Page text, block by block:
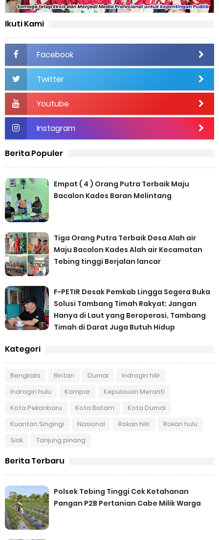
Ikuti Kami
Facebook
Twitter
Youtube
Instagram
Berita Populer
Empat ( 4 ) Orang Putra Terbaik Maju
Bacalon Kades Baran Melintang
Tiga Orang Putra Terbaik Desa Alah air
Maju Bacalon Kades Alah air Kecamatan
Tebing tinggi Berjalan lancar
F-PETIR Desak Pemkab Lingga Segera Buka
Solusi Tambang Timah Rakyat: Jangan
Hanya di Laut yang Beroperasi, Tambang
Timah di Darat Juga Butuh Hidup
Kategori
Bengkalis Bintan Dumai
Indragiri hilir
Indragiri hulu
Kampar
Kepulauan Meranti
Kota Pekanbaru
Kota Batam
Kota Dumai
Kuantan Singingi
Nasional Rokan hilir
Rokan hulu
Siak
Tanjung pinang
Berita Terbaru
Polsek Tebing Tinggi Cek Ketahanan
Pangan P2B Pertanian Cabe Milik Warga